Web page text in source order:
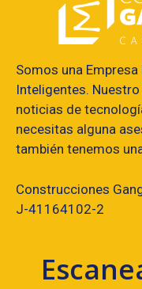
Somos una
Inteligentes.
noticias de
necesitas alguna
también tenemos
Construcciones
J-41164102-2